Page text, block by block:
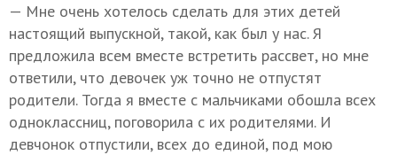
— Мне очень хотелось сделать для этих детей
настоящий выпускной, такой, как был у нас. Я
предложила всем вместе встретить рассвет, но мне
ответили, что девочек уж точно не отпустят
родители. Тогда я вместе с мальчиками обошла всех
одноклассниц, поговорила с их родителями. И
девчонок отпустили, всех до единой, под мою